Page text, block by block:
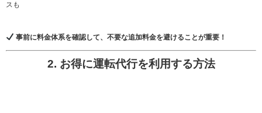
スも
事前に料金体系を確認して、不要な追加料金を避けることが重要！
2. お得に運転代行を利用する方法